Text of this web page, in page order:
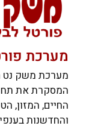
מערכת
מערכת משק נט
המסקרת את
החיים, המזון,
והחדשנות